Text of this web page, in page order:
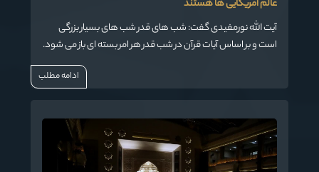
عالم آمریکایی ها هستند
آیت الله نورمفیدی گفت: شب های قدر شب های بسیار بزرگی
است و بر اساس آیات قرآن در شب قدر هر امر بسته ای باز می شود.
ادامه مطلب